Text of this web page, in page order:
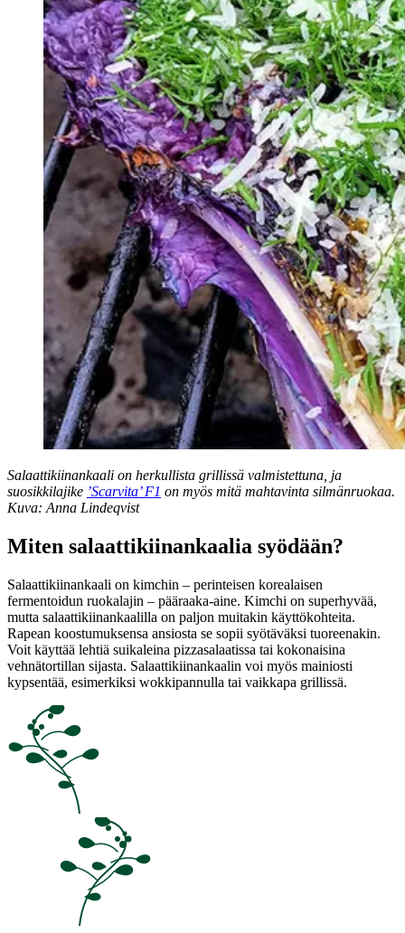
Salaattikiinankaali on herkullista grillissä valmistettuna, ja
suosikkilajike ’Scarvita’ F1 on myös mitä mahtavinta silmänruokaa.
Kuva: Anna Lindeqvist
Miten salaattikiinankaalia syödään?
Salaattikiinankaali on kimchin – perinteisen korealaisen
fermentoidun ruokalajin – pääraaka-aine. Kimchi on superhyvää,
mutta salaattikiinankaalilla on paljon muitakin käyttökohteita.
Rapean koostumuksensa ansiosta se sopii syötäväksi tuoreenakin.
Voit käyttää lehtiä suikaleina pizzasalaatissa tai kokonaisina
vehnätortillan sijasta. Salaattikiinankaalin voi myös mainiosti
kypsentää, esimerkiksi wokkipannulla tai vaikkapa grillissä.